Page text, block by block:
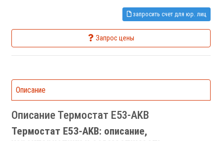
запросить счет для юр. лиц
Запрос цены
Описание
Описание Термостат E53-AKB
Термостат E53-AKB: описание,